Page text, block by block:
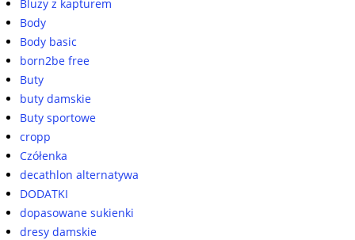
Bluzy z kapturem
Body
Body basic
born2be free
Buty
buty damskie
Buty sportowe
cropp
Czółenka
decathlon alternatywa
DODATKI
dopasowane sukienki
dresy damskie